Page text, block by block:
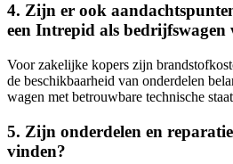
4. Zijn er ook
een Intrepid als bedrijfswagen
Voor zakelijke kopers zijn
de beschikbaarheid van onderdelen
wagen met betrouwbare technische
5. Zijn onderdelen en
vinden?